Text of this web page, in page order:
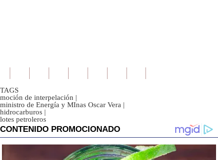
TAGS
moción de interpelación |
ministro de Energía y MInas Oscar Vera |
hidrocarburos |
lotes petroleros